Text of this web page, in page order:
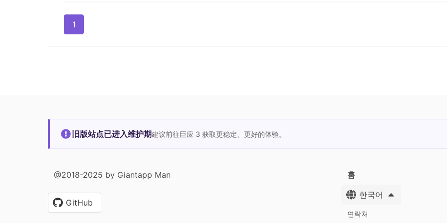
1
旧版站点已进入维护期建议前往巨应 3 获取更稳定、更好的体验。
@2018-2025 by Giantapp Man
GitHub
홈
한국어
연락처